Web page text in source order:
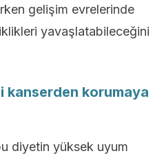
gelişim evrelerinde
yavaşlatabileceğini
kanserden korumaya
diyetin yüksek uyum